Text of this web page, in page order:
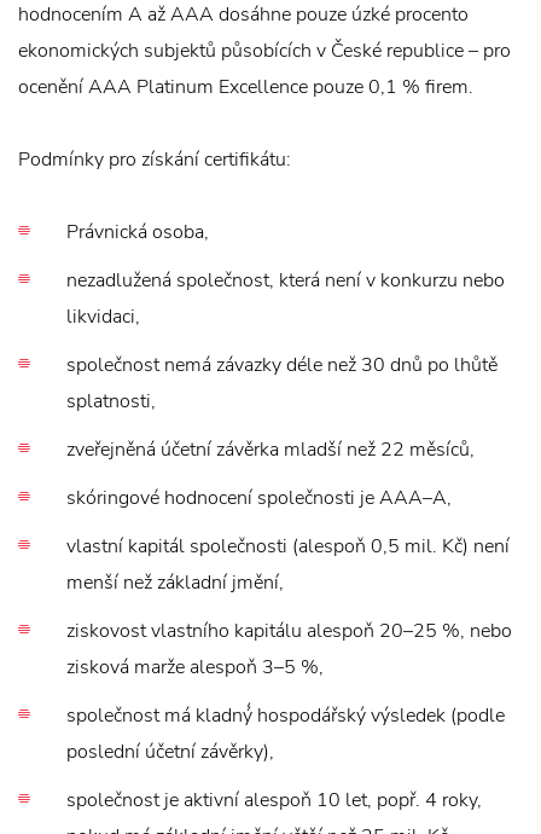
hodnocením A až AAA dosáhne pouze úzké procento
ekonomických subjektů působících v České republice – pro
ocenění AAA Platinum Excellence pouze 0,1 % firem.
Podmínky pro získání certifikátu:
Právnická osoba,
nezadlužená společnost, která není v konkurzu nebo
likvidaci,
společnost nemá závazky déle než 30 dnů po lhůtě
splatnosti,
zveřejněná účetní závěrka mladší než 22 měsíců,
skóringové hodnocení společnosti je AAA–A,
vlastní kapitál společnosti (alespoň 0,5 mil. Kč) není
menší než základní jmění,
ziskovost vlastního kapitálu alespoň 20–25 %, nebo
zisková marže alespoň 3–5 %,
společnost má kladný́ hospodářský výsledek (podle
poslední účetní závěrky),
společnost je aktivní alespoň 10 let, popř. 4 roky,